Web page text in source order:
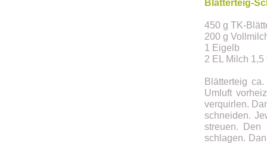
Blätterteig-
450 g TK-
200 g
1 Eigelb
2 EL Milch 1,5
Blätterteig
Umluft
verquirlen.
schneiden.
streuen. Den
schlagen.